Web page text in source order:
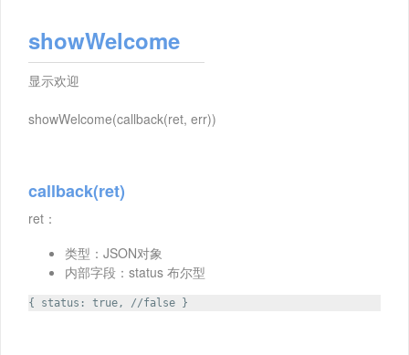
showWelcome
显示欢迎
showWelcome(callback(ret, err))
callback(ret)
ret：
类型：JSON对象
内部字段：status 布尔型
{ status: true, //false }